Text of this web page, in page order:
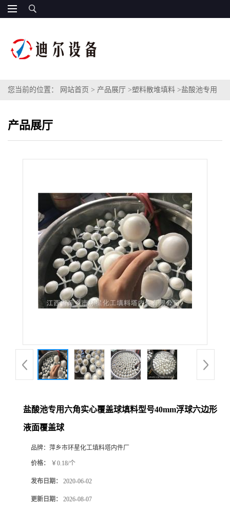
您当前的位置： 网站首页 > 产品展厅 >塑料散堆填料 >盐酸池专用
产品展厅
盐酸池专用六角实心覆盖球填料型号40mm浮球六边形
液面覆盖球
品牌： 萍乡市环星化工填料塔内件厂
价格： ￥0.18/个
发布日期： 2020-06-02
更新日期： 2026-08-07